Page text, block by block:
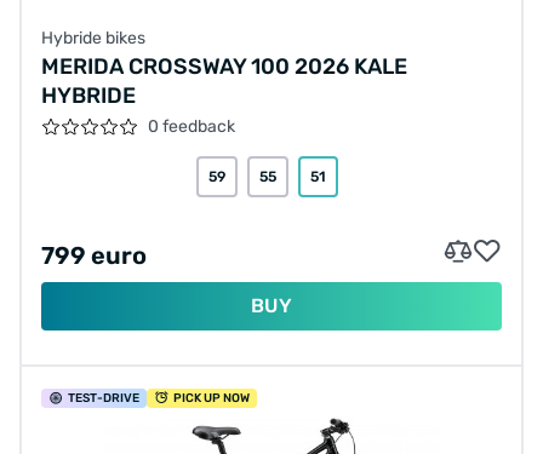
Hybride bikes
MERIDA CROSSWAY 100 2026 KALE
HYBRIDE
0 feedback
59 55 51
799 euro
BUY
TEST-DRIVE PICK UP NOW